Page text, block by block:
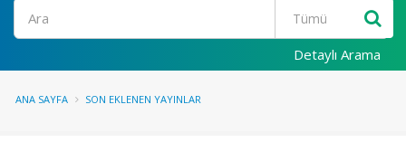
Ara
Detaylı Arama
ANA SAYFA SON EKLENEN YAYINLAR